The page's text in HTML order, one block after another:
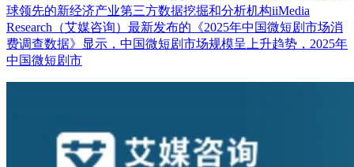
球领先的新经济产业第三方数据挖掘和分析机构iiMedia
Research（艾媒咨询）最新发布的《2025年中国微短剧市场消
费调查数据》显示，中国微短剧市场规模呈上升趋势，2025年
中国微短剧市